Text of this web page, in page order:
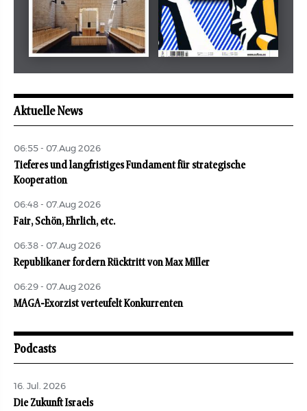
revue juive aufbau
Aktuelle News
06:55 - 07.Aug 2026
Tieferes und langfristiges Fundament für strategische
Kooperation
06:48 - 07.Aug 2026
Fair, Schön, Ehrlich, etc.
06:38 - 07.Aug 2026
Republikaner fordern Rücktritt von Max Miller
06:29 - 07.Aug 2026
MAGA-Exorzist verteufelt Konkurrenten
Podcasts
16. Jul. 2026
Die Zukunft Israels